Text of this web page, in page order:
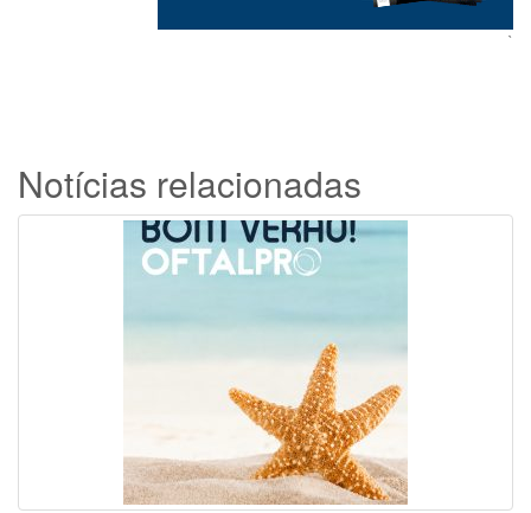
`
Notícias relacionadas